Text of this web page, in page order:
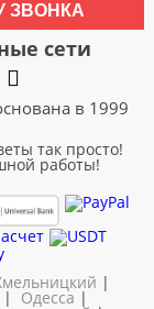
ЗВОНКА
сети
в 1999
так просто!
работы!
|
| Одесса |